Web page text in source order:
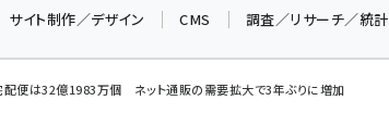
サイト制作／デザイン CMS 調査／リサーチ／統計
配便は32億1983万個 ネット通販の需要拡大で3年ぶりに増加